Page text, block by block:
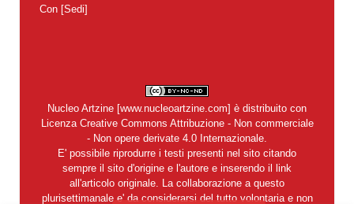
Con [Sedi]
Nucleo Artzine [www.nucleoartzine.com] è distribuito con
Licenza Creative Commons Attribuzione - Non commerciale
- Non opere derivate 4.0 Internazionale
E' possibile riprodurre i testi presenti nel sito citando
sempre il sito d'origine e l'autore e inserendo il link
all'articolo originale. La collaborazione a questo
plurisettimanale e' da considerarsi del tutto volontaria e non